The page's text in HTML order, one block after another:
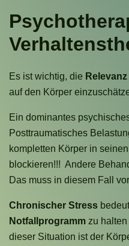
Es ist wichtig, die
auf den Körper
Ein dominantes
Posttraumatisches
kompletten Körper in
blockieren!!! Andere
Das muss in diesem Fall
Chronischer Stress
Notfallprogramm zu halten
dieser Situation ist der